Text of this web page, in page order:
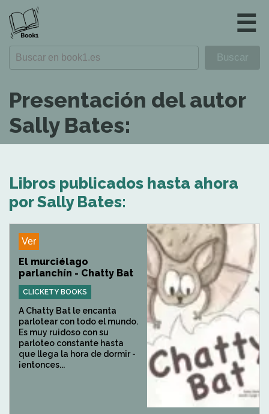
☰
Presentación del autor
Sally Bates:
Libros publicados hasta ahora
por Sally Bates:
Ver
El murciélago
parlanchín - Chatty Bat
CLICKETY BOOKS
A Chatty Bat le encanta
parlotear con todo el mundo.
Es muy ruidoso con su
parloteo constante hasta
que llega la hora de dormir -
¡entonces...